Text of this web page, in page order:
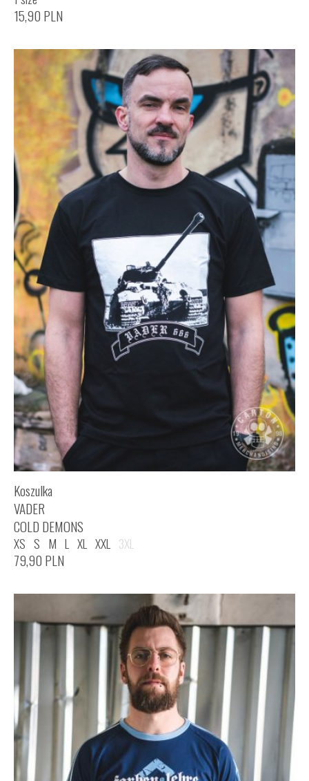
15,90 PLN
Koszulka
VADER
COLD DEMONS
XS S M L XL XXL 3XL
79,90 PLN